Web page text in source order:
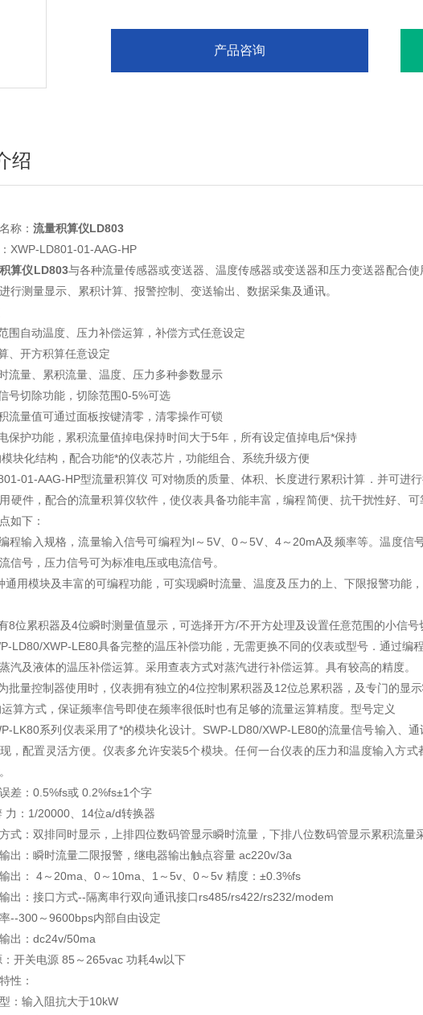
产品咨询
绍
称： 流量积算仪LD803
XWP-LD801-01-AAG-HP
算仪LD803与各种流量传感器或变送器、温度传感器或变送器和压力变送器配合
行测量显示、累积计算、报警控制、变送输出、数据采集及通讯。
自动温度、压力补偿运算，补偿方式任意设定
、开方积算任意设定
量、累积流量、温度、压力多种参数显示
切除功能，切除范围0-5%可选
量值可通过面板按键清零，清零操作可锁
护功能，累积流量值掉电保持时间大于5年，所有设定值掉电后*保持
化结构，配合功能*的仪表芯片，功能组合、系统升级方便
01-AAG-HP型流量积算仪 可对物质的质量、体积、长度进行累积计算．并可进
硬件，配合的流量积算仪软件，使仪表具备功能丰富，编程简便、抗干扰性好、
如下：
输入规格，流量输入信号可编程为l～5V、0～5V、4～20mA及频率等。温度信
信号，压力信号可为标准电压或电流信号。
模块及丰富的可编程功能，可实现瞬时流量、温度及压力的上、下限报警功能
累积器及4位瞬时测量值显示，可选择开方/不开方处理及设置任意范围的小信号
XWP-LE80具备完整的温压补偿功能，无需更换不同的仪表或型号．通过编程
及液体的温压补偿运算。采用查表方式对蒸汽进行补偿运算。具有较高的精度。
量控制器使用时，仪表拥有独立的4位控制累积器及12位总累积器，及专门的显示
方式，保证频率信号即使在频率很低时也有足够的流量运算精度。型号定义
系列仪表采用了*的模块化设计。SWP-LD80/XWP-LE80的流量信号输入、通
，配置灵活方便。仪表多允许安装5个模块。任何一台仪表的压力和温度输入方
：0.5%fs或 0.2%fs±1个字
：1/20000、14位a/d转换器
：双排同时显示，上排四位数码管显示瞬时流量，下排八位数码管显示累积流量
：瞬时流量二限报警，继电器输出触点容量 ac220v/3a
： 4～20ma、0～10ma、1～5v、0～5v 精度：±0.3%fs
：接口方式--隔离串行双向通讯接口rs485/rs422/rs232/modem
300～9600bps内部自由设定
：dc24v/50ma
关电源 85～265vac 功耗4w以下
：
输入阻抗大于10kW